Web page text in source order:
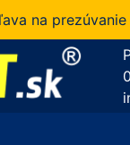
prezúvanie u